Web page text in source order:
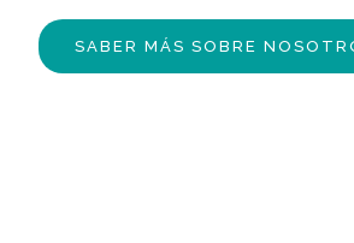
SABER MÁS SOBRE